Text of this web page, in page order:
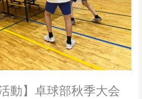
動】卓球部秋季大会